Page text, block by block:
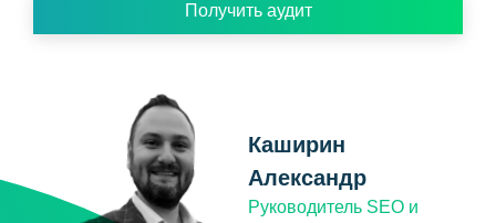
Получить аудит
Каширин
Александр
Руководитель SEO и